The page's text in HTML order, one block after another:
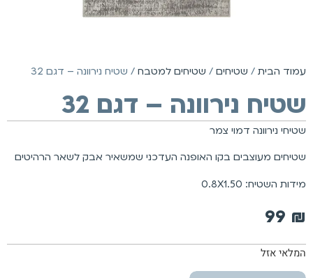
עמוד הבית / שטיחים / שטיחים למטבח / שטיח נירוונה – דגם 32
שטיח נירוונה – דגם 32
שטיחי נירוונה דמוי צמר
שטיחים מעוצבים בקו האופנה העדכני שמשאיר אבק לשאר הרהיטים
מידות השטיח: 0.8X1.50
99 ₪
המלאי אזל